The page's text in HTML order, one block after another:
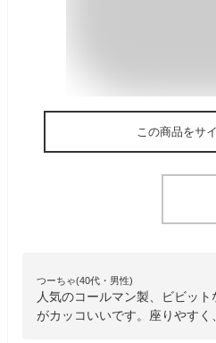
この商品をサ
つーちゃ(40代・男性)
人気のコールマン製、ビビッ
がカッコいいです。座りやすく